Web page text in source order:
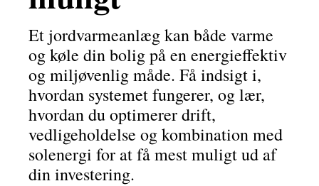
Et jordvarmeanlæg kan både varme
og køle din bolig på en energieffektiv
og miljøvenlig måde. Få indsigt i,
hvordan systemet fungerer, og lær,
hvordan du optimerer drift,
vedligeholdelse og kombination med
solenergi for at få mest muligt ud af
din investering.